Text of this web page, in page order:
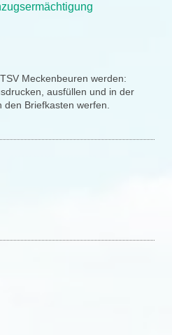
Meckenbeuren werden:
ausfüllen und in der
Briefkasten werfen.